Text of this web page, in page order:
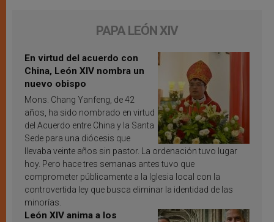
PAPA LEÓN XIV
En virtud del acuerdo con
China, León XIV nombra un
nuevo obispo
Mons. Chang Yanfeng, de 42
años, ha sido nombrado en virtud
del Acuerdo entre China y la Santa
Sede para una diócesis que
llevaba veinte años sin pastor. La ordenación tuvo lugar
hoy. Pero hace tres semanas antes tuvo que
comprometer públicamente a la Iglesia local con la
controvertida ley que busca eliminar la identidad de las
minorías.
León XIV anima a los